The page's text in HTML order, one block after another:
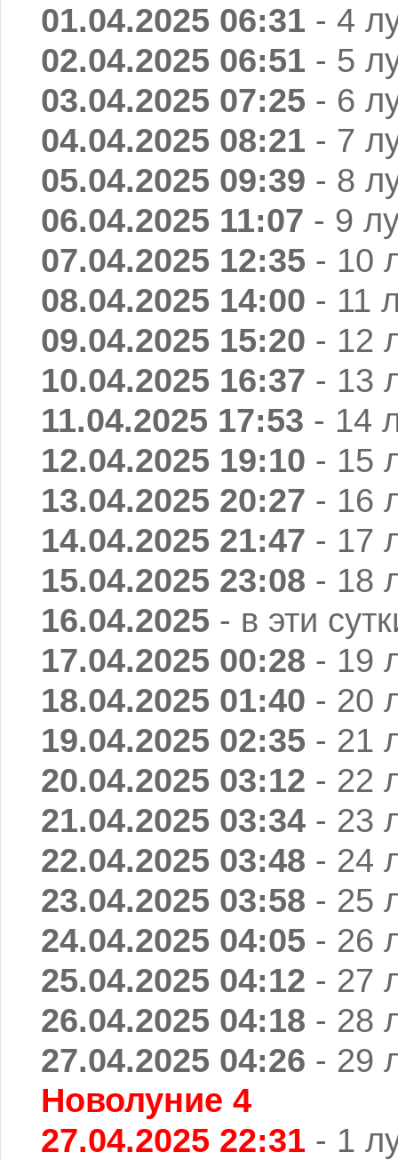
01.04.2025 06:31 - 4
02.04.2025 06:51 - 5
03.04.2025 07:25 - 6
04.04.2025 08:21 - 7
05.04.2025 09:39 - 8
06.04.2025 11:07 - 9
07.04.2025 12:35 - 10
08.04.2025 14:00 - 11
09.04.2025 15:20 - 12
10.04.2025 16:37 - 13
11.04.2025 17:53 - 14
12.04.2025 19:10 - 15
13.04.2025 20:27 - 16
14.04.2025 21:47 - 17
15.04.2025 23:08 - 18
16.04.2025 - в эти
17.04.2025 00:28 - 19
18.04.2025 01:40 - 20
19.04.2025 02:35 - 21
20.04.2025 03:12 - 22
21.04.2025 03:34 - 23
22.04.2025 03:48 - 24
23.04.2025 03:58 - 25
24.04.2025 04:05 - 26
25.04.2025 04:12 - 27
26.04.2025 04:18 - 28
27.04.2025 04:26 - 29
Новолуние 4
27.04.2025 22:31 - 1